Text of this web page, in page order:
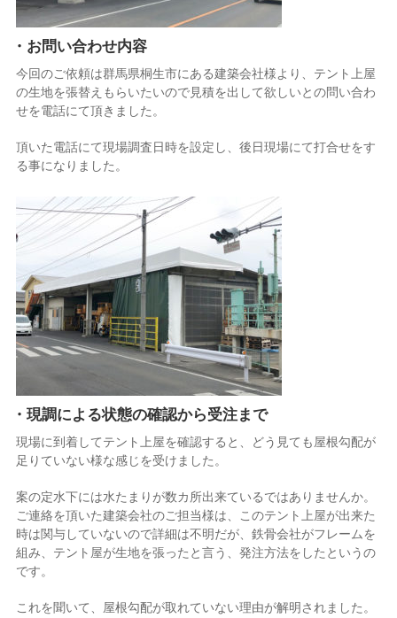
・お問い合わせ内容
今回のご依頼は群馬県桐生市にある建築会社様より、テント上屋
の生地を張替えもらいたいので見積を出して欲しいとの問い合わ
せを電話にて頂きました。
頂いた電話にて現場調査日時を設定し、後日現場にて打合せをす
る事になりました。
・現調による状態の確認から受注まで
現場に到着してテント上屋を確認すると、どう見ても屋根勾配が
足りていない様な感じを受けました。
案の定水下には水たまりが数カ所出来ているではありませんか。
ご連絡を頂いた建築会社のご担当様は、このテント上屋が出来た
時は関与していないので詳細は不明だが、鉄骨会社がフレームを
組み、テント屋が生地を張ったと言う、発注方法をしたというの
です。
これを聞いて、屋根勾配が取れていない理由が解明されました。